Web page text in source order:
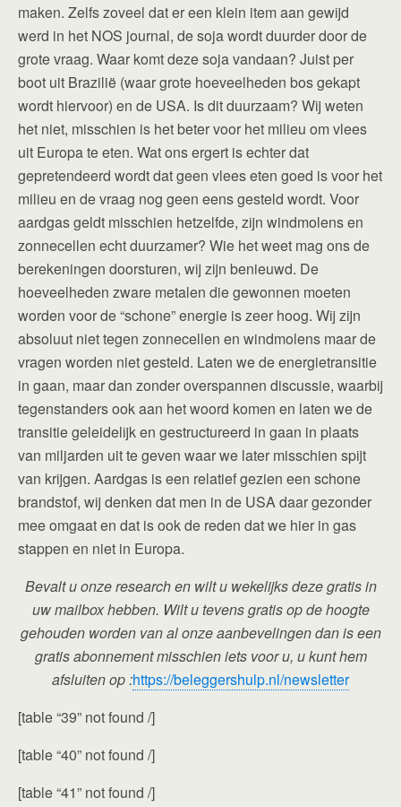
maken. Zelfs zoveel dat er een klein item aan gewijd
werd in het NOS journal, de soja wordt duurder door de
grote vraag. Waar komt deze soja vandaan? Juist per
boot uit Brazilië (waar grote hoeveelheden bos gekapt
wordt hiervoor) en de USA. Is dit duurzaam? Wij weten
het niet, misschien is het beter voor het milieu om vlees
uit Europa te eten. Wat ons ergert is echter dat
gepretendeerd wordt dat geen vlees eten goed is voor het
milieu en de vraag nog geen eens gesteld wordt. Voor
aardgas geldt misschien hetzelfde, zijn windmolens en
zonnecellen echt duurzamer? Wie het weet mag ons de
berekeningen doorsturen, wij zijn benieuwd. De
hoeveelheden zware metalen die gewonnen moeten
worden voor de “schone” energie is zeer hoog. Wij zijn
absoluut niet tegen zonnecellen en windmolens maar de
vragen worden niet gesteld. Laten we de energietransitie
in gaan, maar dan zonder overspannen discussie, waarbij
tegenstanders ook aan het woord komen en laten we de
transitie geleidelijk en gestructureerd in gaan in plaats
van miljarden uit te geven waar we later misschien spijt
van krijgen. Aardgas is een relatief gezien een schone
brandstof, wij denken dat men in de USA daar gezonder
mee omgaat en dat is ook de reden dat we hier in gas
stappen en niet in Europa.
Bevalt u onze research en wilt u wekelijks deze gratis in
uw mailbox hebben. Wilt u tevens gratis op de hoogte
gehouden worden van al onze aanbevelingen dan is een
gratis abonnement misschien iets voor u, u kunt hem
afsluiten op :https://beleggershulp.nl/newsletter
[table “39” not found /]
[table “40” not found /]
[table “41” not found /]